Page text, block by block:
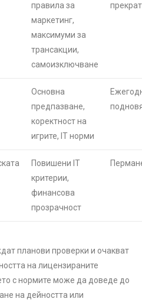
правила за
маркетинг,
максимуми за
трансакции,
самоизключване
Основна
предпазване,
коректност на
игрите, IT норми
Повишени IT
критерии,
финансова
прозрачност
планови проверки и очакват
на лицензираните
с нормите може да доведе до
на дейността или